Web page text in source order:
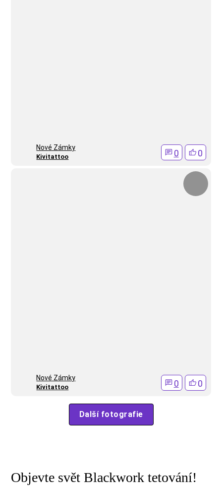
Nové Zámky
Kivitattoo 0 0
Nové Zámky
Kivitattoo 0 0
Další fotografie
Objevte svět Blackwork tetování!